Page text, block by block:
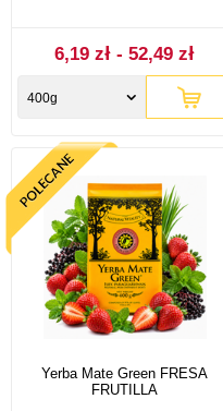
6,19 zł - 52,49 zł
400g
Yerba Mate Green FRESA
FRUTILLA